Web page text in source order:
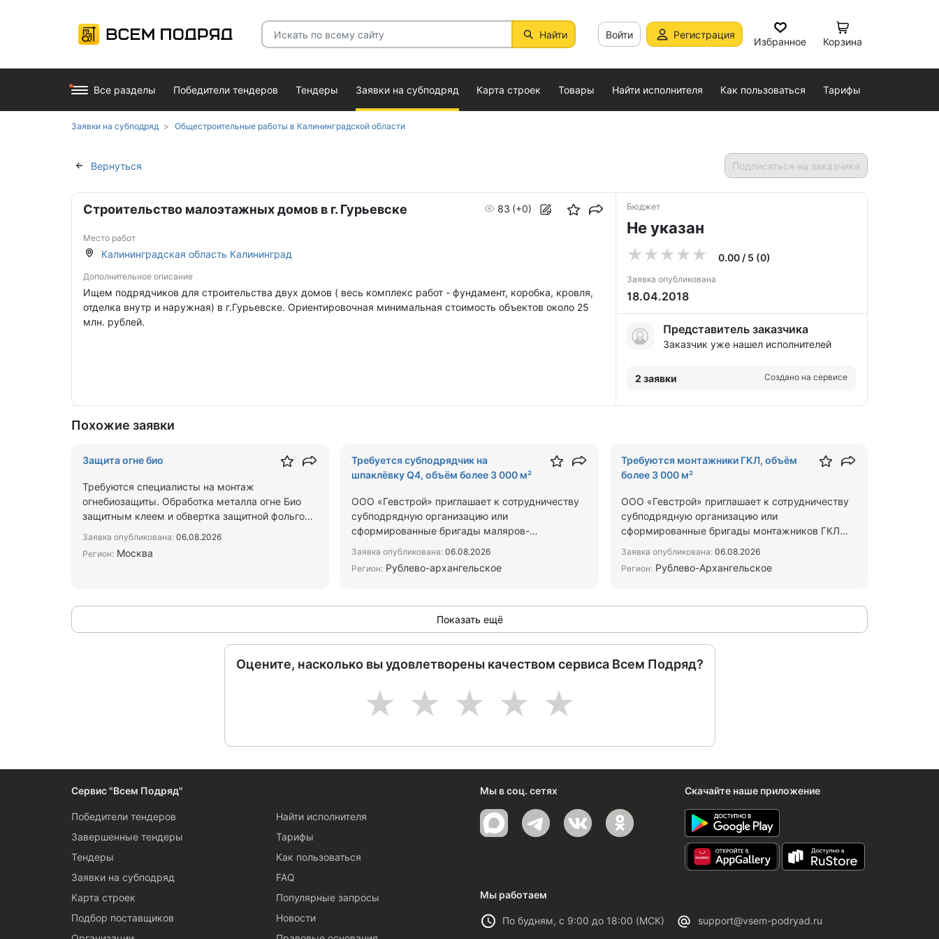
Найти Войти Регистрация
Избранное Корзина
Все разделы Победители тендеров Тендеры Заявки на субподряд Карта строек Товары Найти исполнителя Как пользоваться Тарифы
Заявки на субподряд Общестроительные работы в Калининградской области
Вернуться Подписаться на заказчика
Строительство малоэтажных домов в г. Гурьевске 83 (+0)
Место работ
Калининградская область Калининград
Дополнительное описание
Ищем подрядчиков для строительства двух домов ( весь комплекс работ - фундамент, коробка, кровля,
отделка внутр и наружная) в г.Гурьевске. Ориентировочная минимальная стоимость объектов около 25
млн. рублей.
Бюджет
Не указан
0.00 / 5 (0)
Заявка опубликована
18.04.2018
Представитель заказчика
Заказчик уже нашел исполнителей
2 заявки Создано на сервисе
Похожие заявки
Защита огне био
Требуются специалисты на монтаж
огнебиозащиты. Обработка металла огне Био
защитным клеем и обвертка защитной фольгой
Заявка опубликована: 06.08.2026
Регион: Москва
Требуется субподрядчик на
шпаклёвку Q4, объём более 3 000 м²
ООО «Гевстрой» приглашает к сотрудничеству
субподрядную организацию или
сформированные бригады маляров-
комплекса …
Заявка опубликована: 06.08.2026
Регион: Рублево-архангельское
Требуются монтажники ГКЛ, объём
более 3 000 м²
ООО «Гевстрой» приглашает к сотрудничеству
субподрядную организацию или
сформированные бригады монтажников ГКЛ
Заявка опубликована:06.08.2026
Регион:Рублево-Архангельское
Показать ещё
Оцените, насколько вы удовлетворены качеством сервиса Всем Подряд?
5
4
3
2
1
Сервис "Всем Подряд"
Победители тендеров
Завершенные тендеры
Тендеры
Заявки на субподряд
Карта строек
Подбор поставщиков
Найти исполнителя
Тарифы
Как пользоваться
FAQ
Популярные запросы
Новости
Мы в соц. сетях Скачайте наше приложение
Мы работаем
По будням, с 9:00 до 18:00 (МСК) support@vsem-podryad.ru